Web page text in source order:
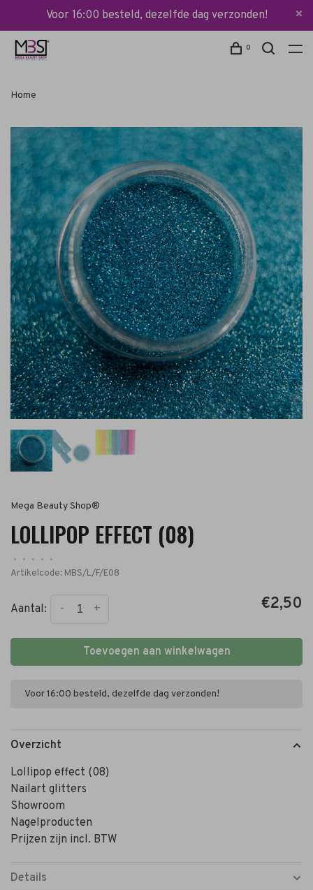
Voor 16:00 besteld, dezelfde dag verzonden!
0
Home
Mega Beauty Shop®
LOLLIPOP EFFECT (08)
• • • •
•
Artikelcode: MBS/L/F/E08
Aantal: +
- €2,50
Toevoegen aan winkelwagen
Voor 16:00 besteld, dezelfde dag verzonden!
Overzicht
Lollipop effect (08)
Nailart glitters
Showroom
Nagelproducten
Prijzen zijn incl. BTW
Details